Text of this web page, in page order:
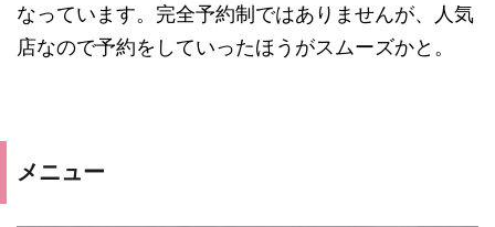
なっています。完全予約制ではありませんが、人気
店なので予約をしていったほうがスムーズかと。
メニュー